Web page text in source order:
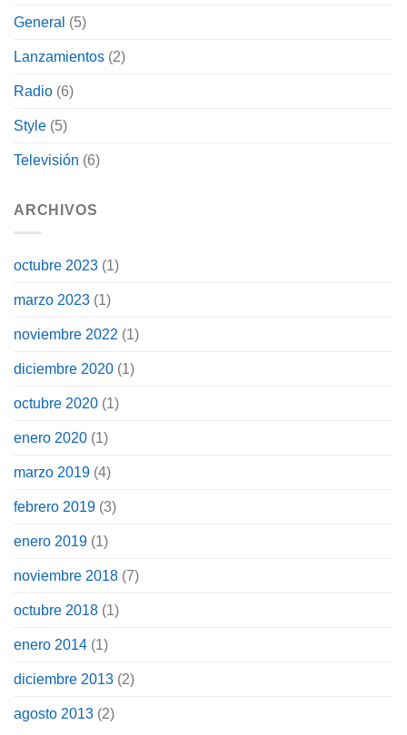
General (5)
Lanzamientos (2)
Radio (6)
Style (5)
Televisión (6)
ARCHIVOS
octubre 2023 (1)
marzo 2023 (1)
noviembre 2022 (1)
diciembre 2020 (1)
octubre 2020 (1)
enero 2020 (1)
marzo 2019 (4)
febrero 2019 (3)
enero 2019 (1)
noviembre 2018 (7)
octubre 2018 (1)
enero 2014 (1)
diciembre 2013 (2)
agosto 2013 (2)